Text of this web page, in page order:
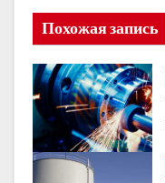
и
я
п
о
з
Похожая запись